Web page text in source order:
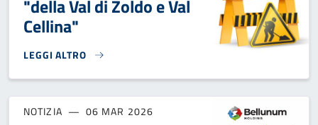
"della Val di Zoldo e Val
Cellina"
LEGGI ALTRO
INFO VIABILITÀ - S.P. 251 "DELLA VAL DI ZOLDO E VAL
NOTIZIA 06 MAR 2026